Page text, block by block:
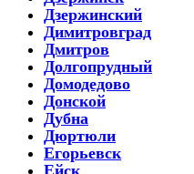
Дзержинский
Димитровград
Дмитров
Долгопрудный
Домодедово
Донской
Дубна
Дюртюли
Егорьевск
Ейск